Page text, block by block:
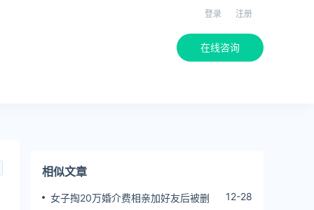
登录 注册
在线咨询
相似文章
女子掏20万婚介费相亲加好友后被删 12-28